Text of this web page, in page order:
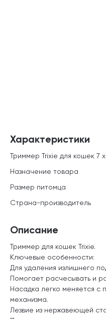
Описание
Триммер для кошек Trixie.
Ключевые особенности:
Для удаления излишнего
Помогает расчесывать и
Насадка легко меняется с
механизма.
Лезвие из нержавеющей
Характеристики
Триммер Trixie для кошек 7 х
Назначение товара
Размер питомца
Страна-производитель